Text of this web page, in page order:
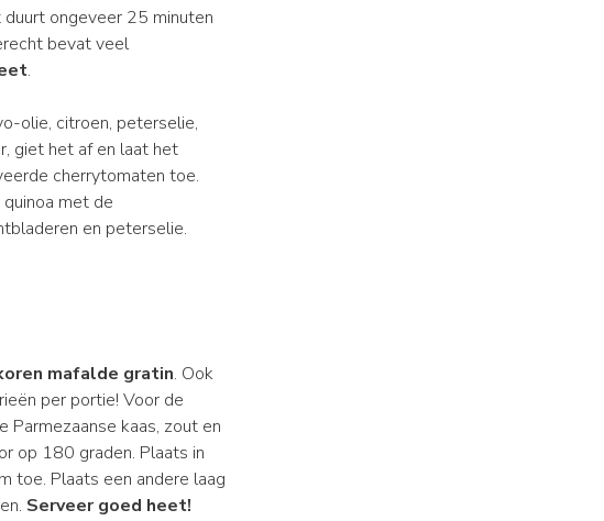
duurt ongeveer 25 minuten
bevat veel
.
olie, citroen, peterselie,
giet het af en laat het
cherrytomaten toe.
met de
en peterselie.
mafalde gratin. Ook
per portie! Voor de
Parmezaanse kaas, zout en
op 180 graden. Plaats in
toe. Plaats een andere laag
Serveer goed heet!